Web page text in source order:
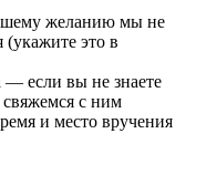
желанию мы не
(укажите это в
— если вы не знаете
с ним
и место вручения